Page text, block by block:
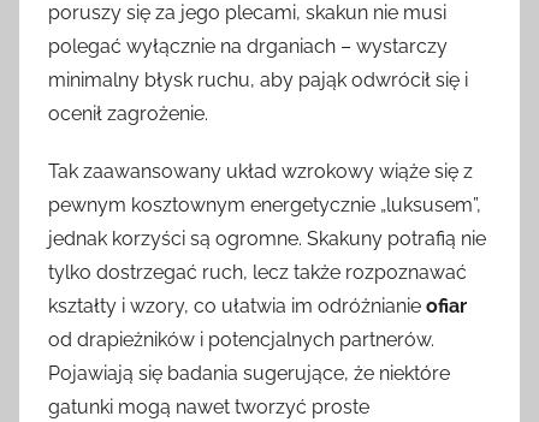
poruszy się za jego plecami, skakun nie musi
polegać wyłącznie na drganiach – wystarczy
minimalny błysk ruchu, aby pająk odwrócił się i
ocenił zagrożenie.
Tak zaawansowany układ wzrokowy wiąże się z
pewnym kosztownym energetycznie „luksusem”,
jednak korzyści są ogromne. Skakuny potrafią nie
tylko dostrzegać ruch, lecz także rozpoznawać
kształty i wzory, co ułatwia im odróżnianie ofiar
od drapieżników i potencjalnych partnerów.
Pojawiają się badania sugerujące, że niektóre
gatunki mogą nawet tworzyć proste